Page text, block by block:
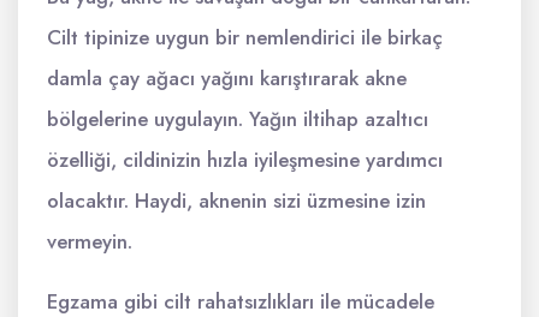
Cilt tipinize uygun bir nemlendirici ile birkaç
damla çay ağacı yağını karıştırarak akne
bölgelerine uygulayın. Yağın iltihap azaltıcı
özelliği, cildinizin hızla iyileşmesine yardımcı
olacaktır. Haydi, aknenin sizi üzmesine izin
vermeyin.
Egzama gibi cilt rahatsızlıkları ile mücadele